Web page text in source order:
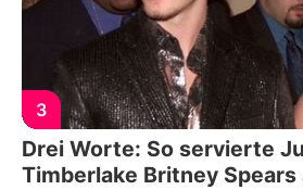
3
Drei Worte: So servierte
Timberlake Britney Spears